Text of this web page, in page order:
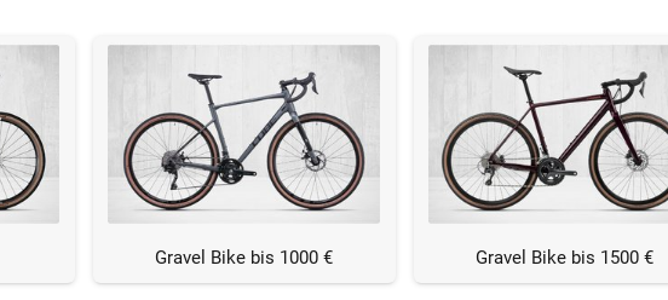
Gravel Bike bis 1000 € Gravel Bike bis 1500 €